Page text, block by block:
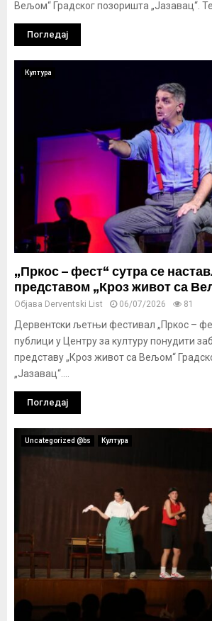
Вељом“ Градског позоришта „Јазавац“.
Погледај
Култура
„Пркос – фест“ сутра се
представом „Кроз живот са
Објава Derventski List 06/07/2026 81
Дервентски љетњи фестивал „Пркос –
публици у Центру за културу понудити
представу „Кроз живот са Вељом“
„Јазавац“....
Погледај
Uncategorized @bs Култура